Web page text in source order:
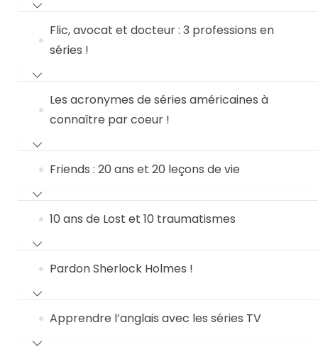
Flic, avocat et docteur : 3 professions en
séries !
Les acronymes de séries américaines à
connaître par coeur !
Friends : 20 ans et 20 leçons de vie
10 ans de Lost et 10 traumatismes
Pardon Sherlock Holmes !
Apprendre l’anglais avec les séries TV